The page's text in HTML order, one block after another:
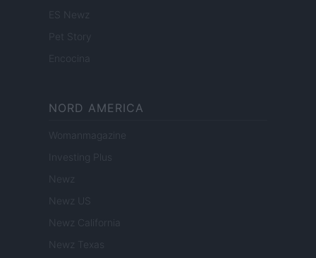
ES Newz
Pet Story
Encocina
NORD AMERICA
Womanmagazine
Investing Plus
Newz
Newz US
Newz California
Newz Texas